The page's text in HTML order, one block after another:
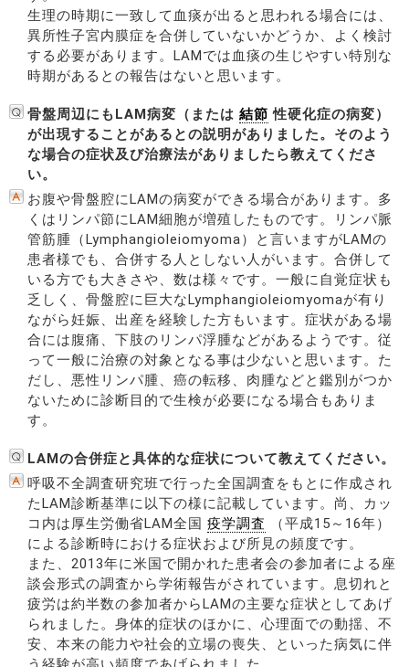
生理の時期に一致して血痰が出ると思われる場合には、
異所性子宮内膜症を合併していないかどうか、よく検討
する必要があります。LAMでは血痰の生じやすい特別な
時期があるとの報告はないと思います。
骨盤周辺にもLAM病変（または 結節 性硬化症の病変）
が出現することがあるとの説明がありました。そのよう
な場合の症状及び治療法がありましたら教えてくださ
い。
お腹や骨盤腔にLAMの病変ができる場合があります。多
くはリンパ節にLAM細胞が増殖したものです。リンパ脈
管筋腫（Lymphangioleiomyoma）と言いますがLAMの
患者様でも、合併する人としない人がいます。合併して
いる方でも大きさや、数は様々です。一般に自覚症状も
乏しく、骨盤腔に巨大なLymphangioleiomyomaが有り
ながら妊娠、出産を経験した方もいます。症状がある場
合には腹痛、下肢のリンパ浮腫などがあるようです。従
って一般に治療の対象となる事は少ないと思います。た
だし、悪性リンパ腫、癌の転移、肉腫などと鑑別がつか
ないために診断目的で生検が必要になる場合もありま
す。
LAMの合併症と具体的な症状について教えてください。
呼吸不全調査研究班で行った全国調査をもとに作成され
たLAM診断基準に以下の様に記載しています。尚、カッ
コ内は厚生労働省LAM全国 疫学調査
（平成15～16年）
による診断時における症状および所見の頻度です。
また、2013年に米国で開かれた患者会の参加者による座
談会形式の調査から学術報告がされています。息切れと
疲労は約半数の参加者からLAMの主要な症状としてあげ
られました。身体的症状のほかに、心理面での動揺、不
安、本来の能力や社会的立場の喪失、といった病気に伴